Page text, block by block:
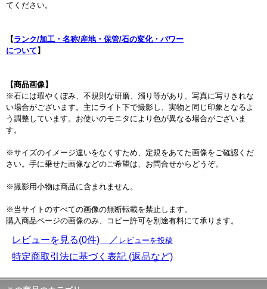
てください。
【ランク/加工・名称/産地・保管/石の変化・パワー
について 】
【商品画像】
※石には瑕やくぼみ、不規則な研磨、濁り等があり、写真に写りきれな
い場合がございます。主にライト下で撮影し、実物と同じ印象となるよ
う調整しています。お使いのモニタにより色が異なる場合がございま
す。
※サイズのイメージ違いをなくすため、定規をあてた画像をご確認くだ
さい。手に乗せた画像などのご希望は、お問合せからどうぞ。
※撮影用小物は商品に含まれません。
※当サイトのすべての画像の無断転載を禁止します。
購入商品ページの画像のみ、コピー許可を別途有料にて承ります。
レビューを見る(0件) ／ レビューを投稿
特定商取引法に基づく表記 (返品など)